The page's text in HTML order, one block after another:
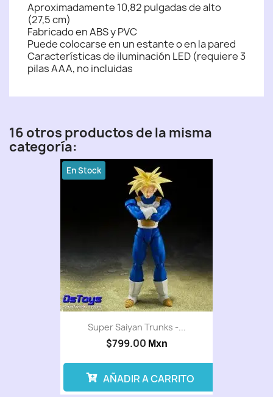
Aproximadamente 10,82 pulgadas de alto
(27,5 cm)
Fabricado en ABS y PVC
Puede colocarse en un estante o en la pared
Características de iluminación LED (requiere 3
pilas AAA, no incluidas
16 otros productos de la misma
categoría:
Super Saiyan Trunks -...
$799.00 Mxn
En Stock
AÑADIR A CARRITO